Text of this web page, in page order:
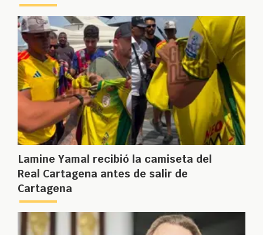
Lamine Yamal recibió la camiseta del
Real Cartagena antes de salir de
Cartagena